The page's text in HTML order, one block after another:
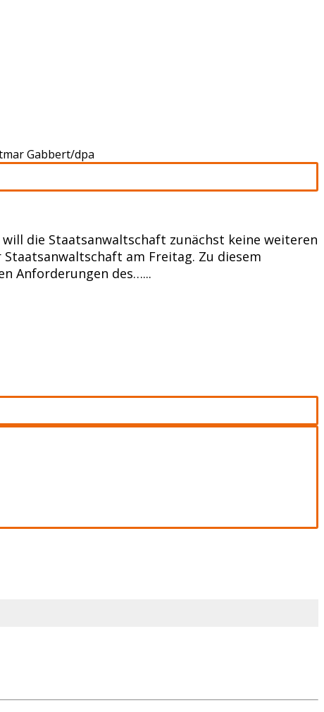
Gabbert/dpa
will die Staatsanwaltschaft zunächst keine weiteren
am Freitag. Zu diesem
Anforderungen des…...